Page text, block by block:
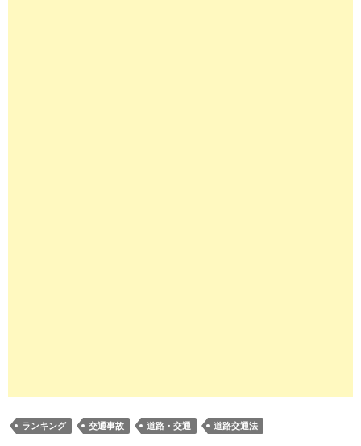
ランキング 交通事故 道路・交通 道路交通法